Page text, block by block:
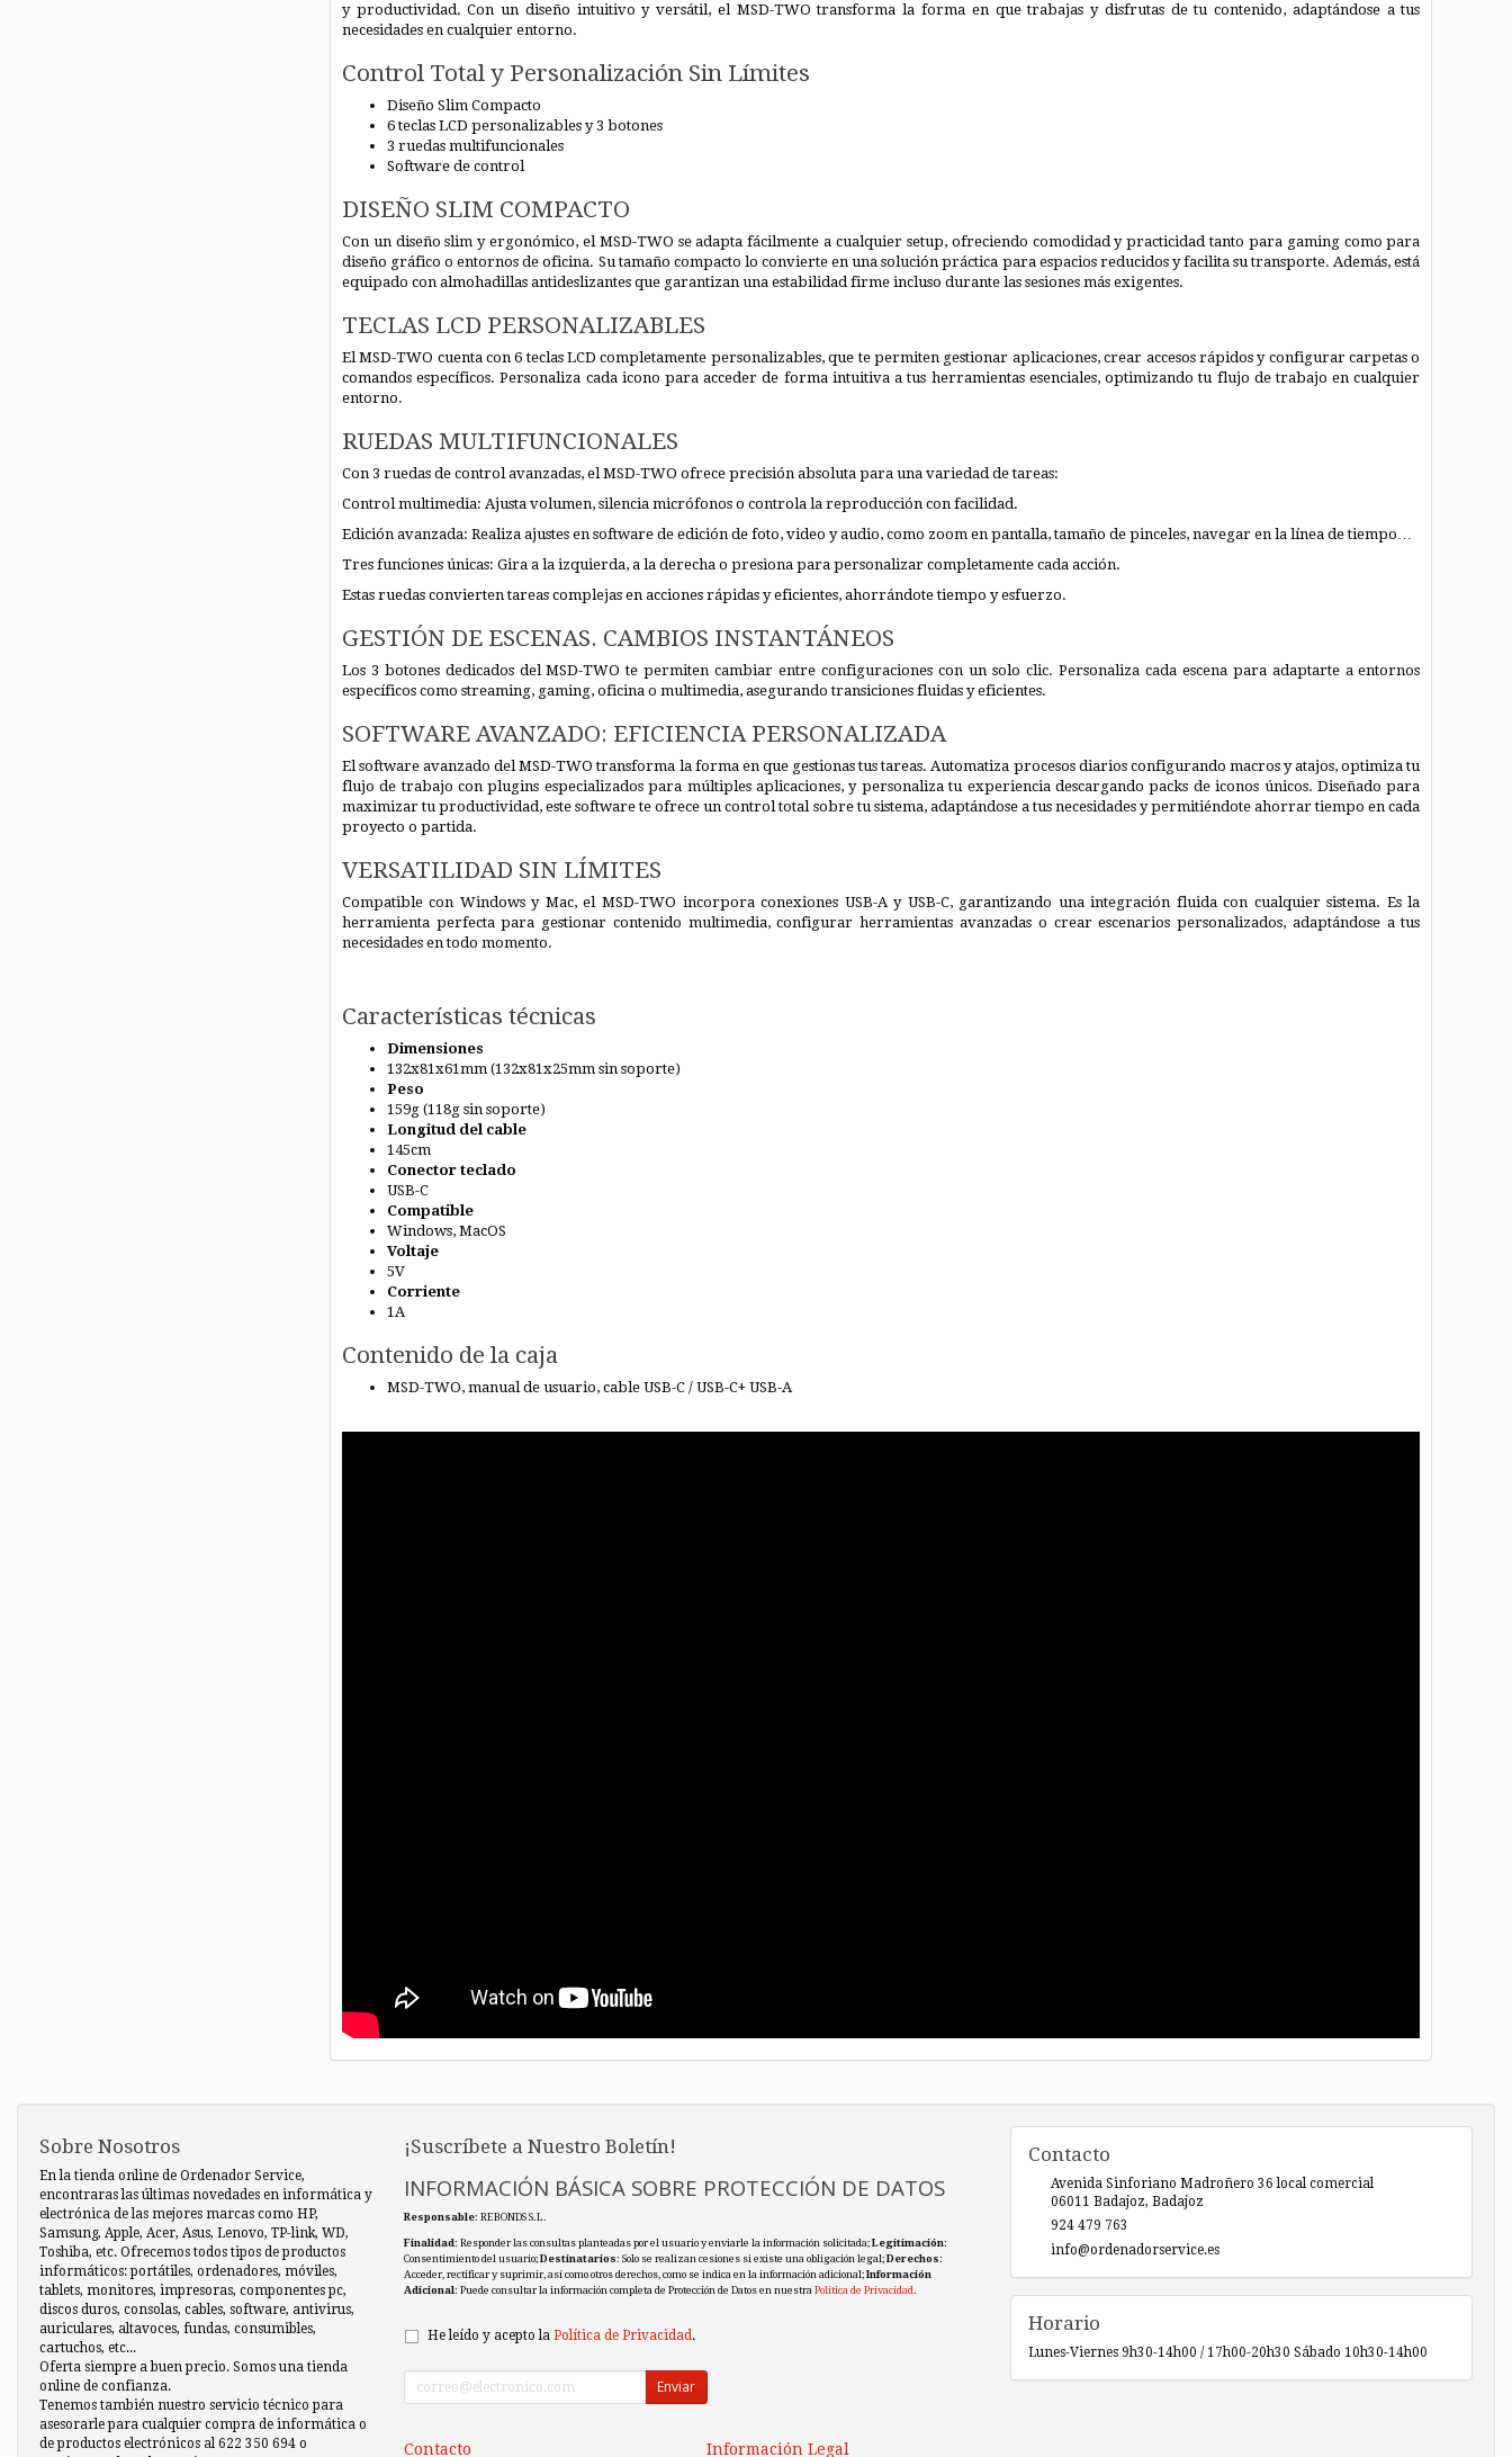
y productividad. Con un diseño intuitivo y versátil, el MSD-TWO transforma la forma en que trabajas y disfrutas de tu contenido, adaptándose a tus
necesidades en cualquier entorno.
Control Total y Personalización Sin Límites
Diseño Slim Compacto
6 teclas LCD personalizables y 3 botones
3 ruedas multifuncionales
Software de control
DISEÑO SLIM COMPACTO
Con un diseño slim y ergonómico, el MSD-TWO se adapta fácilmente a cualquier setup, ofreciendo comodidad y practicidad tanto para gaming como para
diseño gráfico o entornos de oficina. Su tamaño compacto lo convierte en una solución práctica para espacios reducidos y facilita su transporte. Además, está
equipado con almohadillas antideslizantes que garantizan una estabilidad firme incluso durante las sesiones más exigentes.
TECLAS LCD PERSONALIZABLES
El MSD-TWO cuenta con 6 teclas LCD completamente personalizables, que te permiten gestionar aplicaciones, crear accesos rápidos y configurar carpetas o
comandos específicos. Personaliza cada icono para acceder de forma intuitiva a tus herramientas esenciales, optimizando tu flujo de trabajo en cualquier
entorno.
RUEDAS MULTIFUNCIONALES
Con 3 ruedas de control avanzadas, el MSD-TWO ofrece precisión absoluta para una variedad de tareas:
Control multimedia: Ajusta volumen, silencia micrófonos o controla la reproducción con facilidad.
Edición avanzada: Realiza ajustes en software de edición de foto, video y audio, como zoom en pantalla, tamaño de pinceles, navegar en la línea de tiempo…
Tres funciones únicas: Gira a la izquierda, a la derecha o presiona para personalizar completamente cada acción.
Estas ruedas convierten tareas complejas en acciones rápidas y eficientes, ahorrándote tiempo y esfuerzo.
GESTIÓN DE ESCENAS. CAMBIOS INSTANTÁNEOS
Los 3 botones dedicados del MSD-TWO te permiten cambiar entre configuraciones con un solo clic. Personaliza cada escena para adaptarte a entornos
específicos como streaming, gaming, oficina o multimedia, asegurando transiciones fluidas y eficientes.
SOFTWARE AVANZADO: EFICIENCIA PERSONALIZADA
El software avanzado del MSD-TWO transforma la forma en que gestionas tus tareas. Automatiza procesos diarios configurando macros y atajos, optimiza tu
flujo de trabajo con plugins especializados para múltiples aplicaciones, y personaliza tu experiencia descargando packs de iconos únicos. Diseñado para
maximizar tu productividad, este software te ofrece un control total sobre tu sistema, adaptándose a tus necesidades y permitiéndote ahorrar tiempo en cada
proyecto o partida.
VERSATILIDAD SIN LÍMITES
Compatible con Windows y Mac, el MSD-TWO incorpora conexiones USB-A y USB-C, garantizando una integración fluida con cualquier sistema. Es la
herramienta perfecta para gestionar contenido multimedia, configurar herramientas avanzadas o crear escenarios personalizados, adaptándose a tus
necesidades en todo momento.
Características técnicas
Dimensiones
132x81x61mm (132x81x25mm sin soporte)
Peso
159g (118g sin soporte)
Longitud del cable
145cm
Conector teclado
USB-C
Compatible
Windows, MacOS
Voltaje
5V
Corriente
1A
Contenido de la caja
MSD-TWO, manual de usuario, cable USB-C / USB-C+ USB-A
Sobre Nosotros
En la tienda online de Ordenador Service,
encontraras las últimas novedades en informática y
electrónica de las mejores marcas como HP,
Samsung, Apple, Acer, Asus, Lenovo, TP-link, WD,
Toshiba, etc. Ofrecemos todos tipos de productos
informáticos: portátiles, ordenadores, móviles,
tablets, monitores, impresoras, componentes pc,
discos duros, consolas, cables, software, antivirus,
auriculares, altavoces, fundas, consumibles,
cartuchos, etc...
Oferta siempre a buen precio. Somos una tienda
online de confianza.
Tenemos también nuestro servicio técnico para
asesorarle para cualquier compra de informática o
de productos electrónicos al 622 350 694 o
¡Suscríbete a Nuestro Boletín!
INFORMACIÓN BÁSICA SOBRE PROTECCIÓN DE DATOS
Responsable: REBONDS S.L.
Finalidad: Responder las consultas planteadas por el usuario y enviarle la información solicitada;Legitimación:
Consentimiento del usuario;Destinatarios: Solo se realizan cesiones si existe una obligación legal;Derechos:
Acceder, rectificar y suprimir, así como otros derechos, como se indica en la información adicional;Información
Adicional: Puede consultar la información completa de Protección de Datos en nuestra Política de Privacidad.
He leído y acepto la Política de Privacidad .
Enviar
Contacto Información Legal
Contacto
Avenida Sinforiano Madroñero 36 local comercial
06011 Badajoz, Badajoz
924 479 763
info@ordenadorservice.es
Horario
Lunes-Viernes 9h30-14h00 / 17h00-20h30 Sábado 10h30-14h00